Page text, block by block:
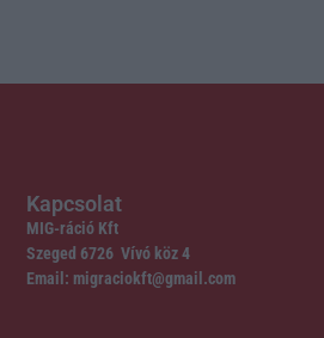
Kapcsolat
MIG-ráció Kft
Szeged 6726 Vívó köz 4
Email: migraciokft@gmail.com